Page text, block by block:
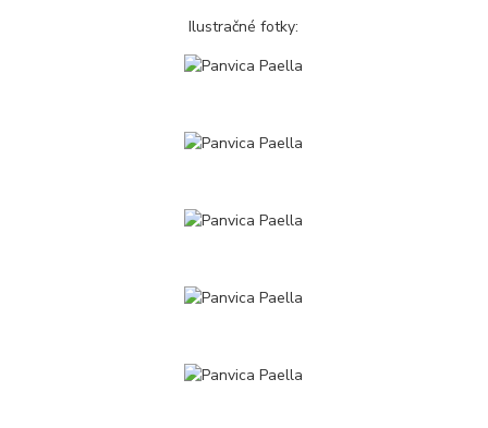
Ilustračné fotky: